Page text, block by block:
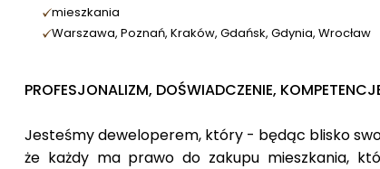
mieszkania
Warszawa, Poznań, Kraków, Gdańsk, Gdynia, Wrocław
PROFESJONALIZM, DOŚWIADCZENIE,
Jesteśmy deweloperem, który - będąc blisko
że każdy ma prawo do zakupu mieszkania,